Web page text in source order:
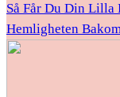
Så Får Du Din Lilla
Hemligheten